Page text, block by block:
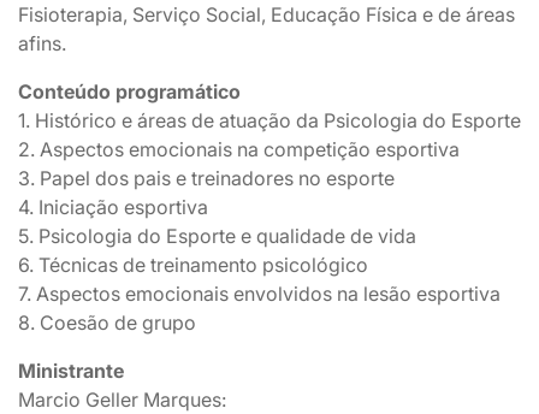
Fisioterapia, Serviço Social, Educação Física e de áreas
afins.
Conteúdo programático
1. Histórico e áreas de atuação da Psicologia do Esporte
2. Aspectos emocionais na competição esportiva
3. Papel dos pais e treinadores no esporte
4. Iniciação esportiva
5. Psicologia do Esporte e qualidade de vida
6. Técnicas de treinamento psicológico
7. Aspectos emocionais envolvidos na lesão esportiva
8. Coesão de grupo
Ministrante
Marcio Geller Marques: